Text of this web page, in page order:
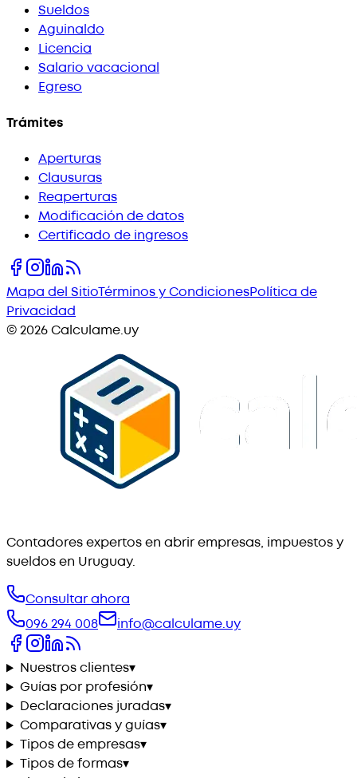
Sueldos
Aguinaldo
Licencia
Salario vacacional
Egreso
Trámites
Aperturas
Clausuras
Reaperturas
Modificación de datos
Certificado de ingresos
Mapa del SitioTérminos y CondicionesPolítica de
Privacidad
©2026Calculame.uy
Contadores expertos en abrir empresas, impuestos y
sueldos en Uruguay.
Consultar ahora
096 294 008
info@calculame.uy
Nuestros clientes▾
Guías por profesión▾
Declaraciones juradas▾
Comparativas y guías▾
Tipos de empresas▾
Tipos de formas▾